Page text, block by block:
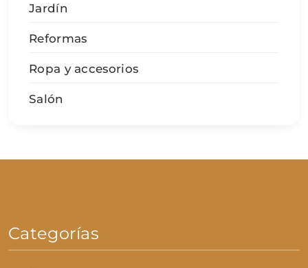
Jardín
Reformas
Ropa y accesorios
Salón
Categorías